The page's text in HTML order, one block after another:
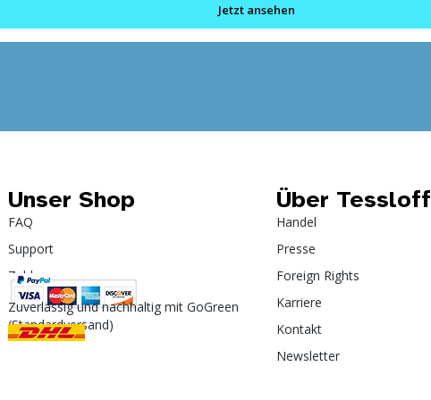
Jetzt ansehen
Unser Shop
FAQ
Support
Zahlung
Zuverlässig und nachhaltig mit GoGreen
(Standardversand)
Über Tessloff
Handel
Presse
Foreign Rights
Karriere
Kontakt
Newsletter